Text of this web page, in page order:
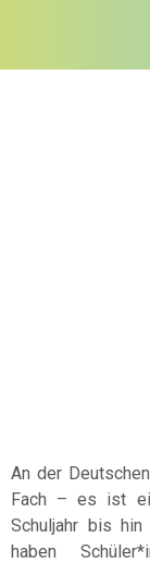
An der
Fach – es ist
Schuljahr bis
haben